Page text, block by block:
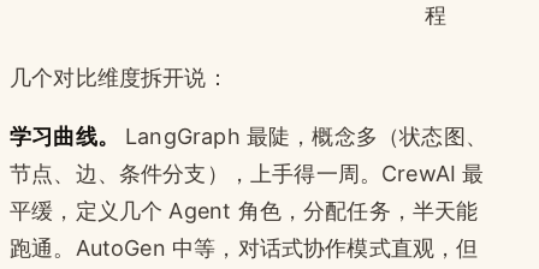
程
几个对比维度拆开说：
学习曲线。
LangGraph 最陡，概念多（状态图、
节点、边、条件分支），上手得一周。CrewAI 最
平缓，定义几个 Agent 角色，分配任务，半天能
跑通。AutoGen 中等，对话式协作模式直观，但